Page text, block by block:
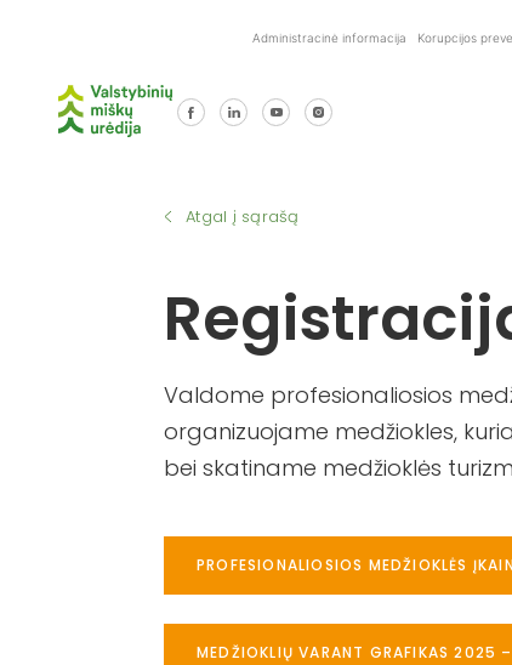
Administracinė informacija Korupcijos
Atgal į sąrašą
Valdome profesionaliosios
organizuojame medžiokles,
bei skatiname medžioklės
PROFESIONALIOSIOS MEDŽIOKLĖS
MEDŽIOKLIŲ VARANT GRAFIKAS 2025